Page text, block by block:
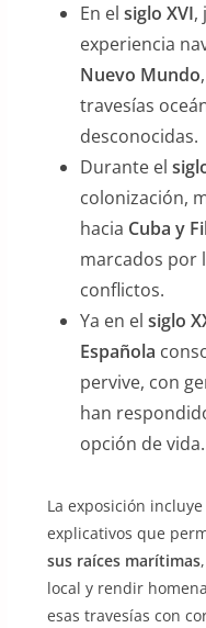
En el siglo XVI,
experiencia
Nuevo Mundo
travesías
desconocidas.
Durante el
colonización,
hacia Cuba y
marcados por
conflictos.
Ya en el siglo
Española
pervive, con
han
opción de vida.
La exposición
explicativos que
sus raíces marítimas
local y rendir
esas travesías con